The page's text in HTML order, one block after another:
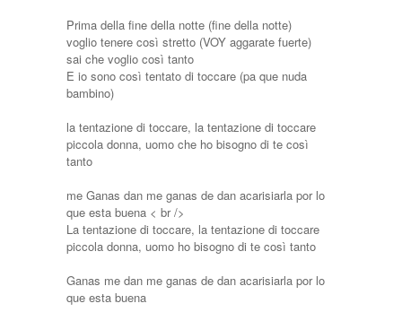
Prima della fine della notte (fine della notte)
voglio tenere così stretto (VOY aggarate fuerte)
sai che voglio così tanto
E io sono così tentato di toccare (pa que nuda
bambino)
la tentazione di toccare, la tentazione di toccare
piccola donna, uomo che ho bisogno di te così
tanto
me Ganas dan me ganas de dan acarisiarla por lo
que esta buena < br />
La tentazione di toccare, la tentazione di toccare
piccola donna, uomo ho bisogno di te così tanto
Ganas me dan me ganas de dan acarisiarla por lo
que esta buena